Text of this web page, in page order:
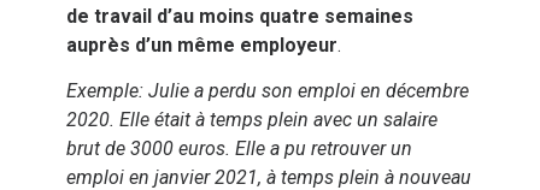
de travail d’au moins quatre semaines
auprès d’un même employeur.
Exemple: Julie a perdu son emploi en décembre
2020. Elle était à temps plein avec un salaire
brut de 3000 euros. Elle a pu retrouver un
emploi en janvier 2021, à temps plein à nouveau